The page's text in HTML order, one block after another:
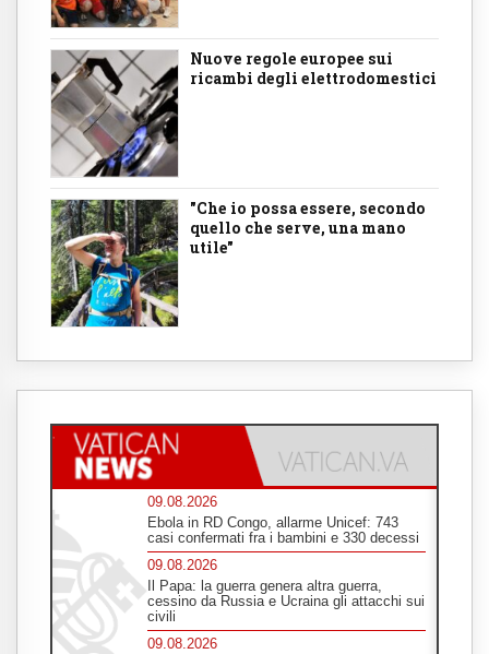
Nuove regole europee sui
ricambi degli elettrodomestici
"Che io possa essere, secondo
quello che serve, una mano
utile"
09.08.2026
Ebola in RD Congo, allarme Unicef: 743
casi confermati fra i bambini e 330 decessi
09.08.2026
Il Papa: la guerra genera altra guerra,
cessino da Russia e Ucraina gli attacchi sui
civili
09.08.2026